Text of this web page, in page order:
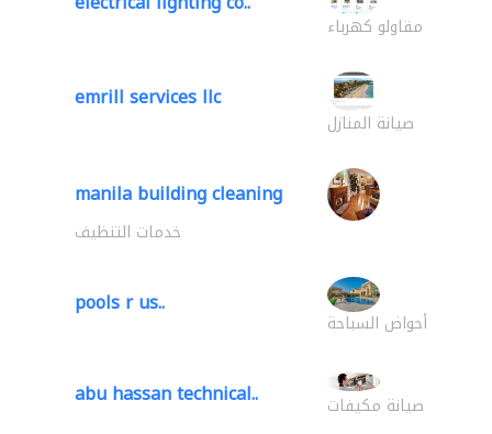
مقاولو كهرباء
emrill services llc
صيانة المنازل
manila building cleaning
خدمات التنظيف
pools r us..
أحواض السباحة
abu hassan technical.. صيانة مكيفات